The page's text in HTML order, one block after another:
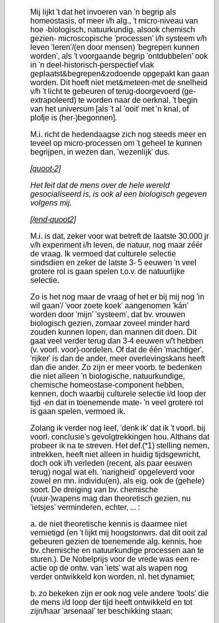
Mij lijkt 't dat het invoeren van 'n begrip als
homeostasis, of meer i/h alg., 't micro-niveau van
hoe -biologisch, natuurkundig, alsook chemisch
gezien- microscopische 'processen' i/h systeem v/h
leven 'leren'/(en door mensen) 'begrepen kunnen
worden', als 't voorgaande begrip 'ontdubbelen' ook
in 'n deel-historisch-perspectief vlak
geplaatst&begrepen&zodoende opgepakt kan gaan
worden. Dit hoeft niet met&meteen-met de snelheid
v/h 't licht te gebeuren of terug-doorgevoerd (ge-
extrapoleerd) te worden naar de oerknal, 't begin
van het universum [als 't al 'ooit' met 'n knal, of
plofje is (her-)begonnen].
M.i. richt de hedendaagse zich nog steeds meer en
teveel op micro-processen om 't geheel te kunnen
begrijpen, in wezen dan, 'wezenlijk' dus.
[quoot-2]
Het feit dat de mens over de hele wereld
gesocialiseerd is, is ook al een biologisch gegeven
volgens mij.
[/end-quoot2]
M.i. is dat, zeker voor wat betreft de laatste 30.000 jr
v/h experiment i/h leven, de natuur, nog maar zéér
de vraag. Ik vermoed dat culturele selectie
sindsdien en zeker de latste 3- 5 eeuwen 'n veel
grotere rol is gaan spelen t.o.v. de natuurlijke
selectie.
Zo is het nog maar de vraag of het er bij mij nog 'in
wil gaan'/ 'voor zoete koek' aangenomen 'kán'
worden door 'mijn' 'systeem', dat bv. vrouwen
biologisch gezien, zomaar zoveel minder hard
zouden kunnen lopen, dan mannen dit doen. Dit
gaat veel verder terug dan 3-4 eeuwen v/'t hebben
(v. voorl. voor)-oordelen. Of dat de één 'machtiger',
'rijker' is dan de ander, meer overlevingskans heeft
dan die ander. Zo zijn er meer voorb. te bedenken
die niet alleen 'n biologische, natuurkundige,
chemische homeostase-component hebben,
kennen, doch waarbij culturele selectie i/d loop der
tijd -en dat in toenemende mate- 'n veel grotere rol
is gaan spelen, vermoed ik.
Zolang ik verder nog leef, 'denk ik' dat ik 't voorl. bij
voorl. conclusie's gevolgtrekkingen hou. Althans dat
probeer ik na te streven. Het def.(*1) stelling nemen,
intrekken, heeft niet alleen in huidig tijdsgewricht,
doch ook i/h verleden (recent, als paar eeuwen
terug) nogal wat eh. 'narigheid' opgeleverd voor
zowel en mn. individu(en), als eig. ook de (gehele)
soort. De dreiging van bv. chemische
(vuur-)wapens mag dan theoretisch gezien, nu
'ietsjes' verminderen, echter, ... :
a. de niet theoretische kennis is daarmee niet
vernietigd (en 't lijkt mij hoogstonwrs. dat dit ooit zal
gebeuren gezien de toenemende alg. kennis, hoe
bv. chemische en natuurkundige processen aan te
sturen.). De Nobelprijs voor de vrede was een re-
actie op de ontw. van 'iets' wat als wapen nog
verder ontwikkeld kon worden, nl. het dynamiet;
b. zo bekeken zijn er ook nog vele andere 'tools' die
de mens i/d loop der tijd heeft ontwikkeld en tot
zijn/haar 'arsenaal' ter beschikking staan;